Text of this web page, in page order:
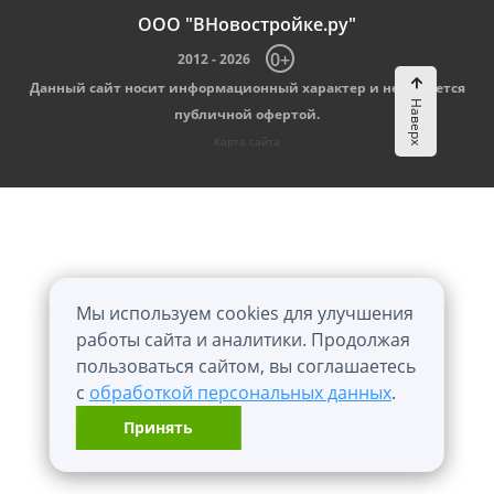
Мы используем cookies для улучшения
работы сайта и аналитики. Продолжая
пользоваться сайтом, вы соглашаетесь
с обработкой персональных данных.
Принять
ООО "ВНовостройке.ру"
2012 - 2026 0+
Данный сайт носит информационный характер и не является
публичной офертой.
Карта сайта Наверх